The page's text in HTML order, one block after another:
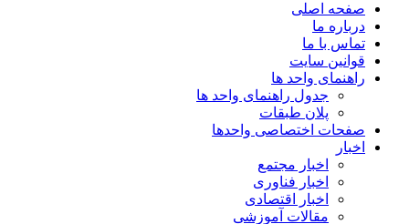
صفحه اصلی
درباره ما
تماس با ما
قوانین سایت
راهنمای واحد ها
جدول راهنمای واحد ها
پلان طبقات
صفحات اختصاصی واحدها
اخبار
اخبار مجتمع
اخبار فناوری
اخبار اقتصادی
مقالات آموزشی